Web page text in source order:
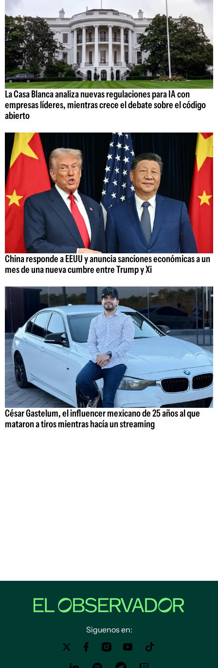
La Casa Blanca analiza nuevas regulaciones para IA con
empresas líderes, mientras crece el debate sobre el código
abierto
China responde a EEUU y anuncia sanciones económicas a un
mes de una nueva cumbre entre Trump y Xi
César Gastelum, el influencer mexicano de 25 años al que
mataron a tiros mientras hacía un streaming
Siguenos en: